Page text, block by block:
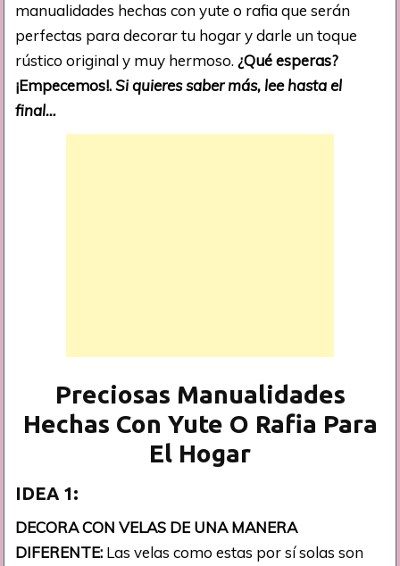
manualidades hechas con yute o rafia que serán
perfectas para decorar tu hogar y darle un toque
rústico original y muy hermoso. ¿Qué esperas?
¡Empecemos!.Si quieres saber más, lee hasta el
final…
Preciosas Manualidades
Hechas Con Yute O Rafia Para
El Hogar
IDEA 1:
DECORA CON VELAS DE UNA MANERA
DIFERENTE: Las velas como estas por sí solas son